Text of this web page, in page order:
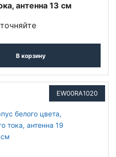
антенна 13 см
В корзину
EW00RA1020